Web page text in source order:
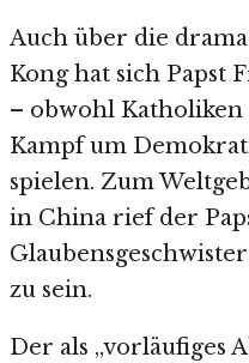
Auch über die
Kong hat sich Papst
– obwohl
Kampf um
spielen. Zum
in China rief der
zu sein.
Der als „vorläufiges